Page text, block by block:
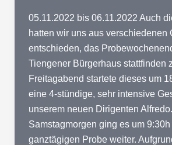
05.11.2022 bis 06.11.2022 Auch
hatten wir uns aus verschiedenen
entschieden, das
Tiengener Bürgerhaus stattfinden
Freitagabend startete dieses um
eine 4-stündige, sehr intensive
unserem neuen Dirigenten
Samstagmorgen ging es um
ganztägigen Probe weiter.